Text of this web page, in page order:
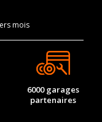
mois
6000 garages
partenaires